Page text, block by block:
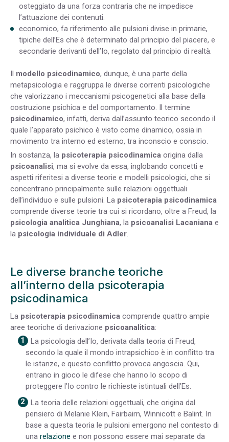
osteggiato da una forza contraria che ne impedisce
l’attuazione dei contenuti.
economico, fa riferimento alle pulsioni divise in primarie,
tipiche dell’Es che è determinato dal principio del piacere, e
secondarie derivanti dell’Io, regolato dal principio di realtà.
Il modello psicodinamico, dunque, è una parte della
metapsicologia e raggruppa le diverse correnti psicologiche
che valorizzano i meccanismi psicogenetici alla base della
costruzione psichica e del comportamento. Il termine
psicodinamico, infatti, deriva dall’assunto teorico secondo il
quale l’apparato psichico è visto come dinamico, ossia in
movimento tra interno ed esterno, tra inconscio e conscio.
In sostanza, la psicoterapia psicodinamica origina dalla
psicoanalisi, ma si evolve da essa, inglobando concetti e
aspetti riferitesi a diverse teorie e modelli psicologici, che si
concentrano principalmente sulle relazioni oggettuali
dell’individuo e sulle pulsioni. La psicoterapia psicodinamica
comprende diverse teorie tra cui si ricordano, oltre a Freud, la
psicologia analitica Junghiana, la psicoanalisi Lacaniana e
la psicologia individuale di Adler.
Le diverse branche teoriche
all’interno della psicoterapia
psicodinamica
La psicoterapia psicodinamica comprende quattro ampie
aree teoriche di derivazione psicoanalitica:
La psicologia dell’Io, derivata dalla teoria di Freud,
secondo la quale il mondo intrapsichico è in conflitto tra
le istanze, e questo conflitto provoca angoscia. Qui,
entrano in gioco le difese che hanno lo scopo di
proteggere l’Io contro le richieste istintuali dell’Es.
La teoria delle relazioni oggettuali, che origina dal
pensiero di Melanie Klein, Fairbairn, Winnicott e Balint. In
base a questa teoria le pulsioni emergono nel contesto di
una relazione e non possono essere mai separate da